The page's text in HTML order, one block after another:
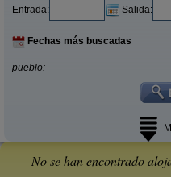
Entrada: Salida:
Fechas más buscadas
pueblo:
No se han encontrado